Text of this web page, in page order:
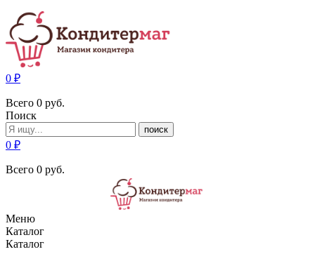
0 ₽
Всего 0 руб.
Поиск
поиск
0 ₽
Всего 0 руб.
Меню
Каталог
Каталог